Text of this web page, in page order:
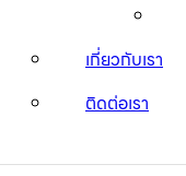
เกี่ยวกับเรา
ติดต่อเรา